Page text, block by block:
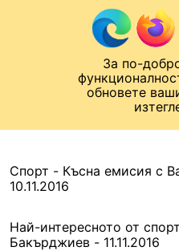
За по-
обновете
Към съдържанието
Лига на Конференциите
Спорт - Късна емисия с
10.11.2016
Най-интересното от
Бакърджиев - 11.11.2016